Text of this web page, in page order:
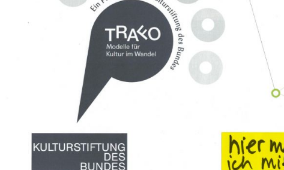
verpassen. Den Newsletter erhalten Sie anschließend 1x